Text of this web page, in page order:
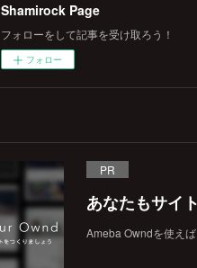
Shamirock Page
フォローをして記事を受け取ろう！
フォロー
PR
あなたもサイ
Ameba Owndを使え